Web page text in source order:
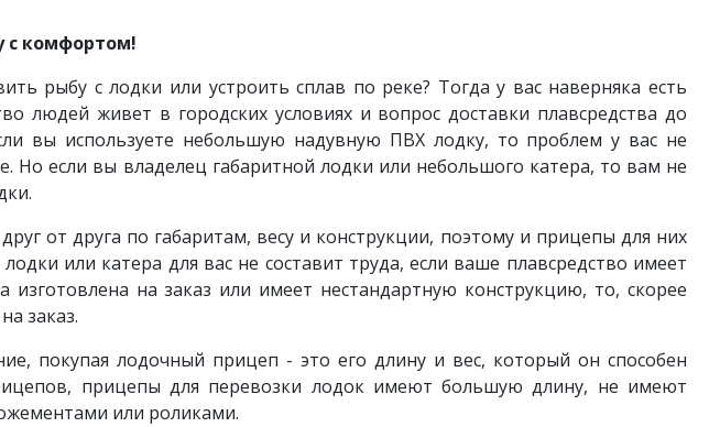
с комфортом!
рыбу с лодки или устроить сплав по реке? Тогда у вас наверняка есть
людей живет в городских условиях и вопрос доставки плавсредства до
вы используете небольшую надувную ПВХ лодку, то проблем у вас не
Но если вы владелец габаритной лодки или небольшого катера, то вам не
от друга по габаритам, весу и конструкции, поэтому и прицепы для них
или катера для вас не составит труда, если ваше плавсредство имеет
на заказ или имеет нестандартную конструкцию, то, скорее
заказ.
покупая лодочный прицеп - это его длину и вес, который он способен
прицепы для перевозки лодок имеют большую длину, не имеют
или роликами.